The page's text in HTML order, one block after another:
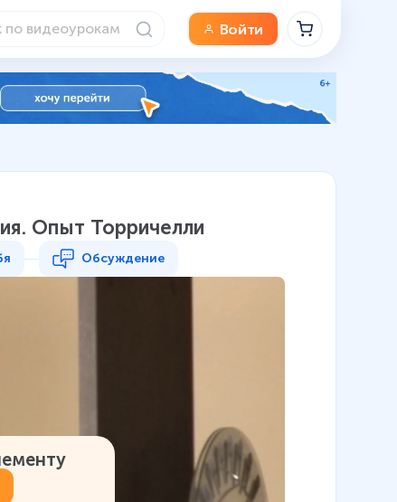
Войти
Опыт Торричелли
Обсуждение